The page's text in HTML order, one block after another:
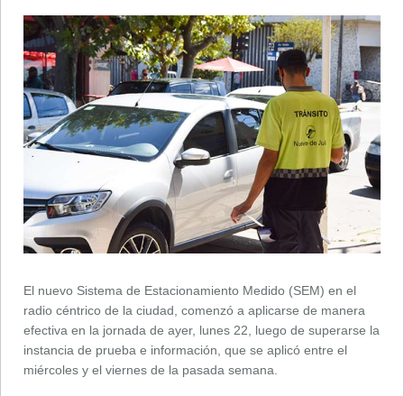
El nuevo Sistema de Estacionamiento Medido (SEM) en el
radio céntrico de la ciudad, comenzó a aplicarse de manera
efectiva en la jornada de ayer, lunes 22, luego de superarse la
instancia de prueba e información, que se aplicó entre el
miércoles y el viernes de la pasada semana.